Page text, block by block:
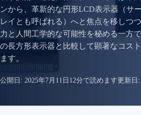
ンから、革新的な円形LCD表示器（サ
レイとも呼ばれる）へと焦点を移しつ
力と人間工学的な可能性を秘める一方
の長方形表示器と比較して顕著なコス
ます。
公開日: 2025年7月11日 12分で読めます更新日: